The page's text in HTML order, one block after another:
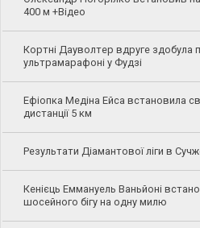
400 м +Відео
Кортні Дауволтер вдруге здобула
ультрамарафоні у Фудзі
Ефіопка Медіна Ейса встановила
дистанції 5 км
Результати Діамантової ліги в
Кенієць Еммануель Ваньйоні
шосейного бігу на одну милю